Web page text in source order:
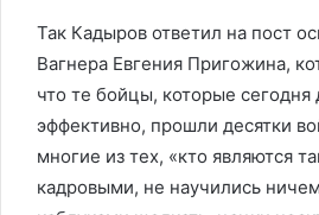
Так Кадыров ответил на пост
Вагнера Евгения Пригожина,
что те бойцы, которые сегодня
эффективно, прошли десятки
многие из тех, «кто являются
кадровыми, не научились